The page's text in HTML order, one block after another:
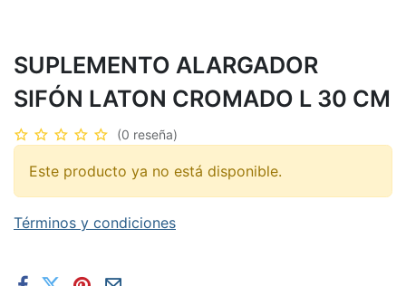
SUPLEMENTO ALARGADOR
SIFÓN LATON CROMADO L 30 CM
(0 reseña)
Este producto ya no está disponible.
Términos y condiciones